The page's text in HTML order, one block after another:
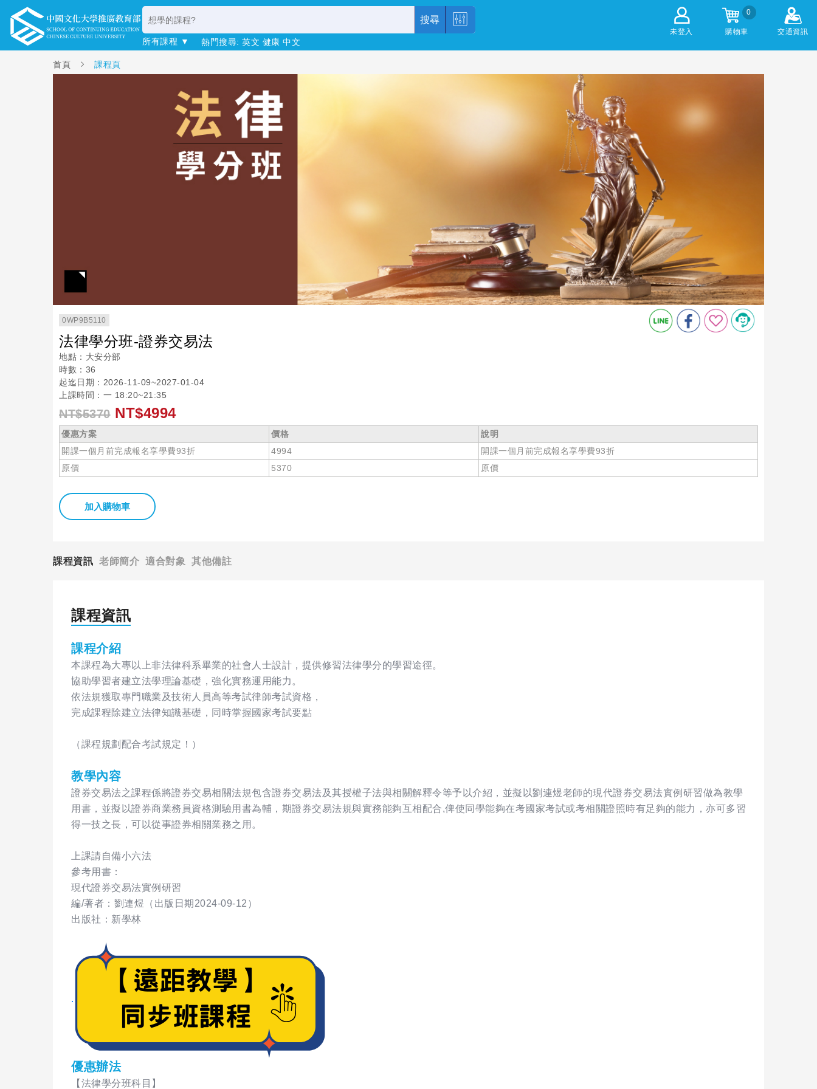
未登入
0
購物車 交通資訊
搜尋
所有課程 ▼ 熱門搜尋: 英文 健康 中文
首頁 課程頁
0WP9B5110
法律學分班-證券交易法
地點：大安分部
時數：36
起迄日期：2026-11-09~2027-01-04
上課時間：一 18:20~21:35
NT$5370 NT$4994
優惠方案 價格
說明
開課一個月前完成報名享學費93折
4994
開課一個月前完成報名享學費93折
原價
5370 原價
加入購物車
課程資訊 老師簡介 適合對象 其他備註
課程資訊
課程介紹
本課程為大專以上非法律科系畢業的社會人士設計，提供修習法律學分的學習途徑。
協助學習者建立法學理論基礎，強化實務運用能力。
依法規獲取專門職業及技術人員高等考試律師考試資格，
完成課程除建立法律知識基礎，同時掌握國家考試要點
（課程規劃配合考試規定！）
教學內容
證券交易法之課程係將證券交易相關法規包含證券交易法及其授權子法與相關解釋令等予以介紹，並擬以劉連煜老師的現代證券交易法實例研習做為教學
用書，並擬以證券商業務員資格測驗用書為輔，期證券交易法規與實務能夠互相配合,俾使同學能夠在考國家考試或考相關證照時有足夠的能力，亦可多習
得一技之長，可以從事證券相關業務之用。
上課請自備小六法
參考用書：
現代證券交易法實例研習
編/著者：劉連煜（出版日期2024-09-12）
出版社：新學林
.
優惠辦法
【法律學分班科目】